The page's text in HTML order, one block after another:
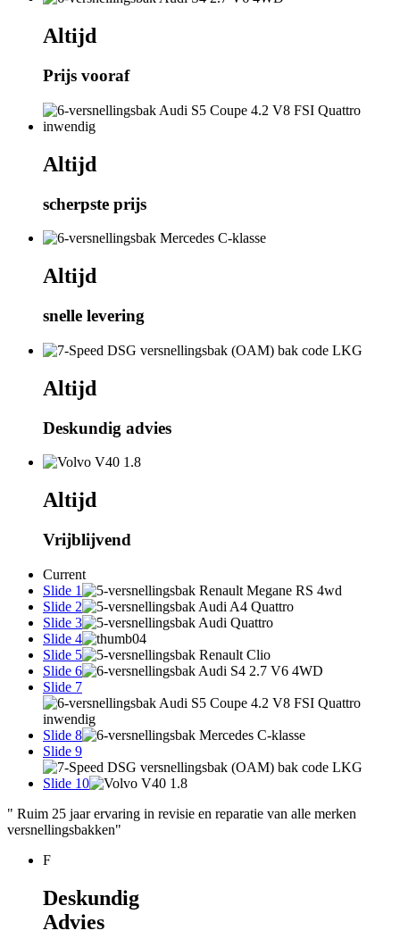
Altijd
Prijs vooraf
Altijd
scherpste prijs
Altijd
snelle levering
Altijd
Deskundig advies
Altijd
Vrijblijvend
Current
Slide 1
Slide 2
Slide 3
Slide 4
Slide 5
Slide 6
Slide 7
Slide 8
Slide 9
Slide 10
" Ruim 25 jaar ervaring in revisie en reparatie van alle merken
versnellingsbakken"
F
Deskundig
Advies